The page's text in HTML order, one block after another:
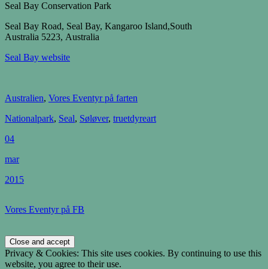
Seal Bay Conservation Park
Seal Bay Road, Seal Bay, Kangaroo Island,South
Australia 5223, Australia
Seal Bay website
Australien, Vores Eventyr på farten
Nationalpark, Seal, Søløver, truetdyreart
04
mar
2015
Vores Eventyr på FB
Privacy & Cookies: This site uses cookies. By continuing to use this
website, you agree to their use.